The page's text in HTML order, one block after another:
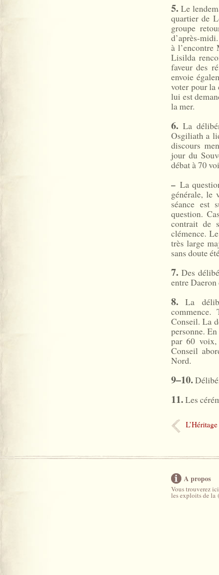
5. Le
quartier de
groupe
d’après-
à
Lisilda
faveur des
envoie
voter pour la
lui est
la mer.
6. La
Osgiliath a
discours
jour du
débat à 70
– La
générale,
séance est
question.
contrait de
clémence.
très large
sans doute
7. Des
entre
8. La
Conseil. La
personne.
par 60
Conseil
Nord.
9–10.
11.Les
A propos
Vous trouverez
les exploits de